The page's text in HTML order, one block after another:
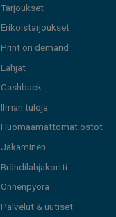
Tarjoukset
Erikoistarjoukset
Print on demand
Lahjat
Cashback
Ilman tuloja
Huomaamattomat ostot
Jakaminen
Brändilahjakortti
Onnenpyörä
Palvelut & uutiset